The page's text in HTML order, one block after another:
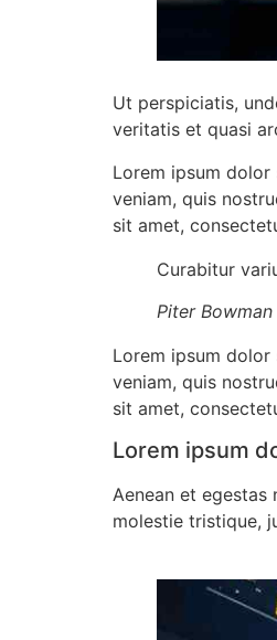
Ut perspiciatis,
veritatis et quasi
Lorem ipsum
veniam, quis
sit amet,
Curabitur
Piter Bowman
Lorem ipsum
veniam, quis
sit amet,
Lorem ipsum
Aenean et egestas
molestie tristique,